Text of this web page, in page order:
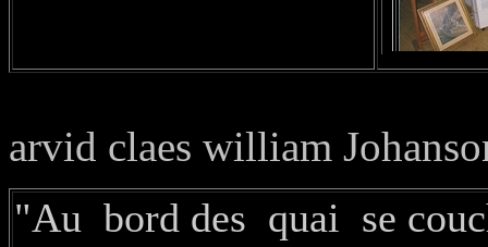
arvid claes william
"Au bord des quai se